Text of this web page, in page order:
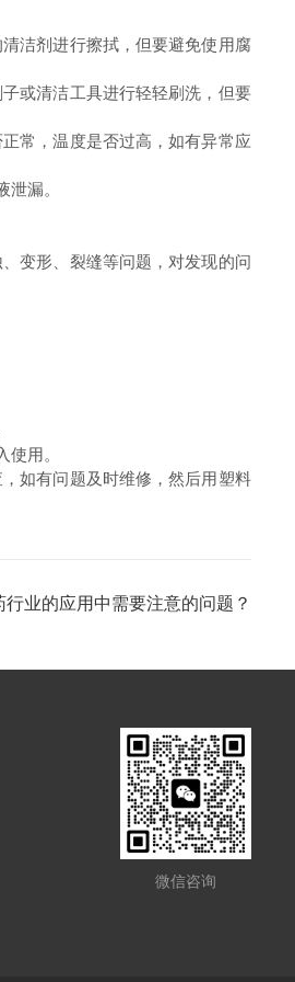
洁剂进行擦拭，但要避免使用腐
或清洁工具进行轻轻刷洗，但要
常，温度是否过高，如有异常应
漏。
变形、裂缝等问题，对发现的问
用。
如有问题及时维修，然后用塑料
业的应用中需要注意的问题？
微信咨询